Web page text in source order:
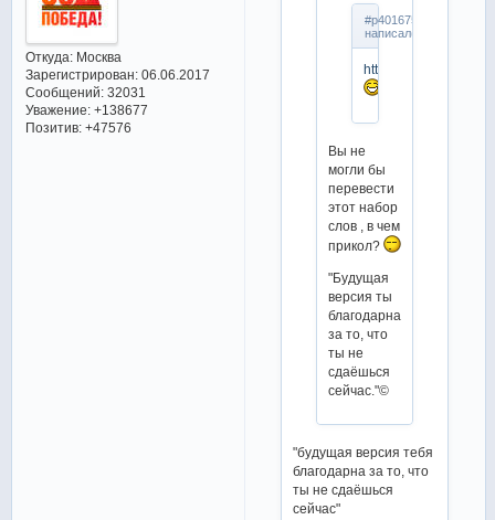
Откуда:Москва
Зарегистрирован: 06.06.2017
Сообщений:32031
Уважение: +138677
Позитив: +47576
#p4016755,Мери
написал(а):
https://t.me/
Вы не
могли бы
перевести
этот набор
слов , в чем
прикол?
"Будущая
версия ты
благодарна
за то, что
ты не
сдаёшься
сейчас."©
"будущая версия тебя
благодарна за то, что
ты не сдаёшься
сейчас"